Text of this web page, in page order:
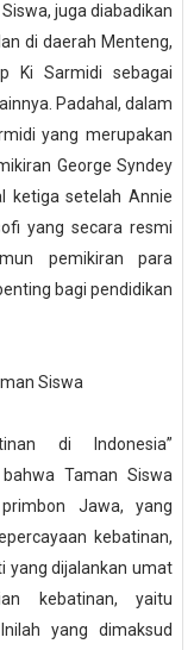
juga diabadikan
di daerah Menteng,
Ki Sarmidi sebagai
Padahal, dalam
yang merupakan
George Syndey
ketiga setelah Annie
yang secara resmi
pemikiran para
bagi pendidikan
Siswa
di Indonesia”
Taman Siswa
Jawa, yang
kebatinan,
yang dijalankan umat
kebatinan, yaitu
yang dimaksud